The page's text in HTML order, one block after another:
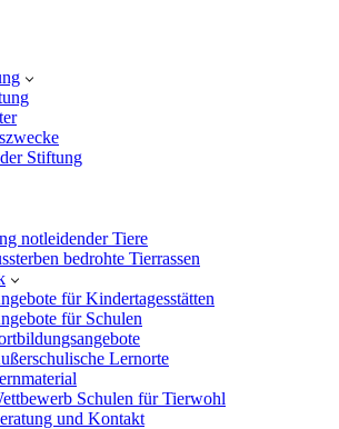
Stiftung
notleidender Tiere
bedrohte Tierrassen
für Kindertagesstätten
für Schulen
Lernorte
Schulen für Tierwohl
und Kontakt